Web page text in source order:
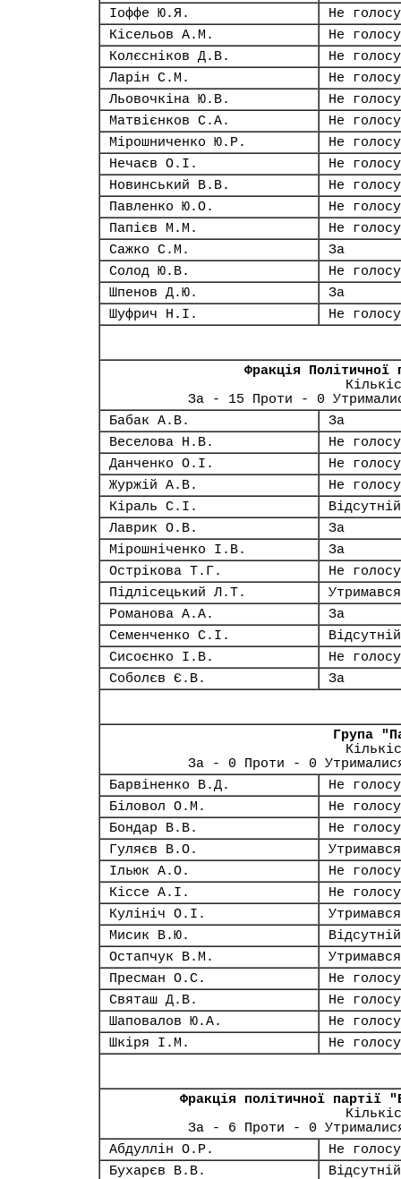
Іоффе Ю.Я.
Не
Кісельов А.М.
Не
Колєсніков Д.В.
Не
Ларін С.М.
Не
Льовочкіна Ю.В.
Не
Матвієнков С.А.
Не
Мірошниченко Ю.Р.
Не
Нечаєв О.І.
Не
Новинський В.В.
Не
Павленко Ю.О.
Не
Папієв М.М.
Не
Сажко С.М.
За
Солод Ю.В.
Не
Шпенов Д.Ю.
За
Шуфрич Н.І.
Не
Фракція Політичної
За - 15 Проти - 0
Бабак А.В.
За
Веселова Н.В.
Не
Данченко О.І.
Не
Журжій А.В.
Не
Кіраль С.І.
Відсутній
Лаврик О.В.
За
Мірошніченко І.В.
За
Острікова Т.Г.
Не
Підлісецький Л.Т.
Утримався
Романова А.А.
За
Семенченко С.І.
Відсутній
Сисоєнко І.В.
Не
Соболєв Є.В.
За
Група
За - 0 Проти - 0
Барвіненко В.Д.
Не
Біловол О.М.
Не
Бондар В.В.
Не
Гуляєв В.О.
Утримався
Ільюк А.О.
Не
Кіссе А.І.
Не
Кулініч О.І.
Утримався
Мисик В.Ю.
Відсутній
Остапчук В.М.
Утримався
Пресман О.С.
Не
Святаш Д.В.
Не
Шаповалов Ю.А.
Не
Шкіря І.М.
Не
Фракція політичної партії
За - 6 Проти - 0
Абдуллін О.Р.
Не
Бухарєв В.В.
Відсутній